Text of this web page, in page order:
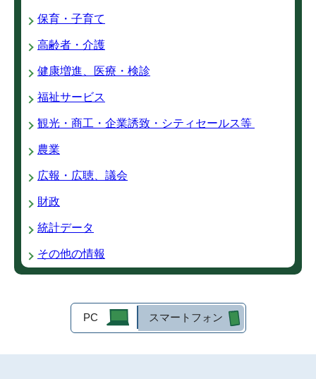
保育・子育て
高齢者・介護
健康増進、医療・検診
福祉サービス
観光・商工・企業誘致・シティセールス等
農業
広報・広聴、議会
財政
統計データ
その他の情報
PC スマートフォン